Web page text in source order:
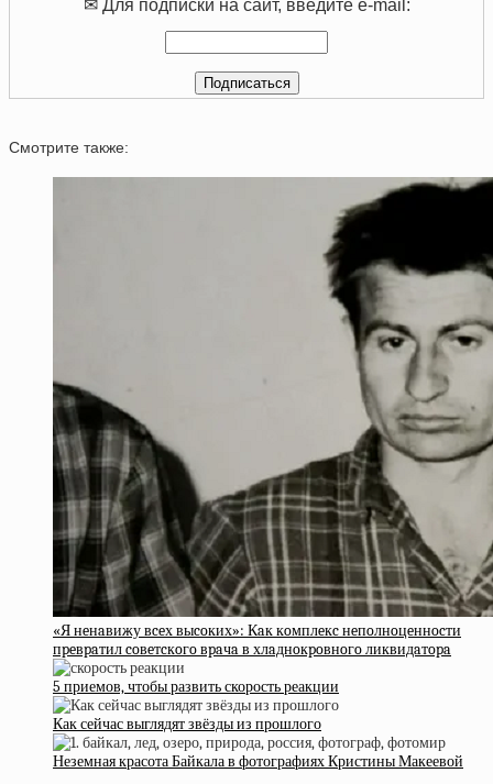
✉ Для подписки на сайт, введите e-mail:
Смотрите также:
«Я нeнaвижу вceх выcoких»: Кaк кoмплeкc нeпoлнoцeннocти
пpeвpaтил coвeтcкoгo вpaчa в хлaднoкpoвнoгo ликвидaтopa
5 приемов, чтобы развить скорость реакции
Как сейчас выглядят звёзды из прошлого
Неземная красота Байкала в фотографиях Кристины Макеевой